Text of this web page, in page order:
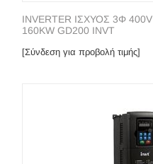
INVERTER ΙΣΧΥΟΣ 3Φ 400V
160KW GD200 INVT
[Σύνδεση για προβολή τιμής]